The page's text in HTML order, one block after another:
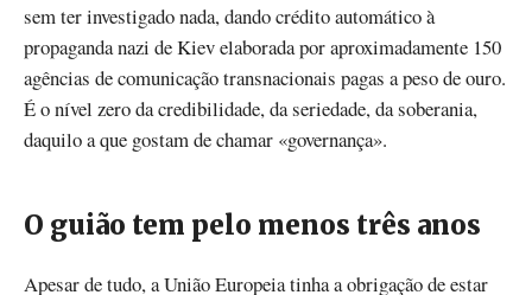
sem ter investigado nada, dando crédito automático à
propaganda nazi de Kiev elaborada por aproximadamente 150
agências de comunicação transnacionais pagas a peso de ouro.
É o nível zero da credibilidade, da seriedade, da soberania,
daquilo a que gostam de chamar «governança».
O guião tem pelo menos três anos
Apesar de tudo, a União Europeia tinha a obrigação de estar